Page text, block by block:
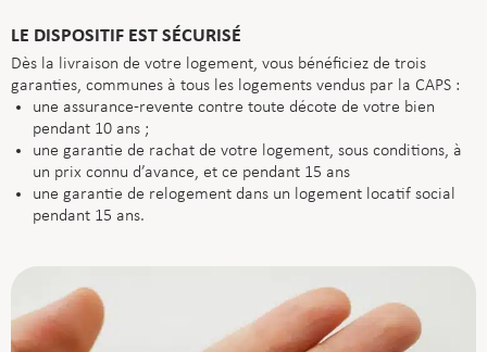
LE DISPOSITIF EST SÉCURISÉ
Dès la livraison de votre logement, vous bénéficiez de trois
garanties, communes à tous les logements vendus par la CAPS :
une assurance-revente contre toute décote de votre bien
pendant 10 ans ;
une garantie de rachat de votre logement, sous conditions, à
un prix connu d’avance, et ce pendant 15 ans
une garantie de relogement dans un logement locatif social
pendant 15 ans.